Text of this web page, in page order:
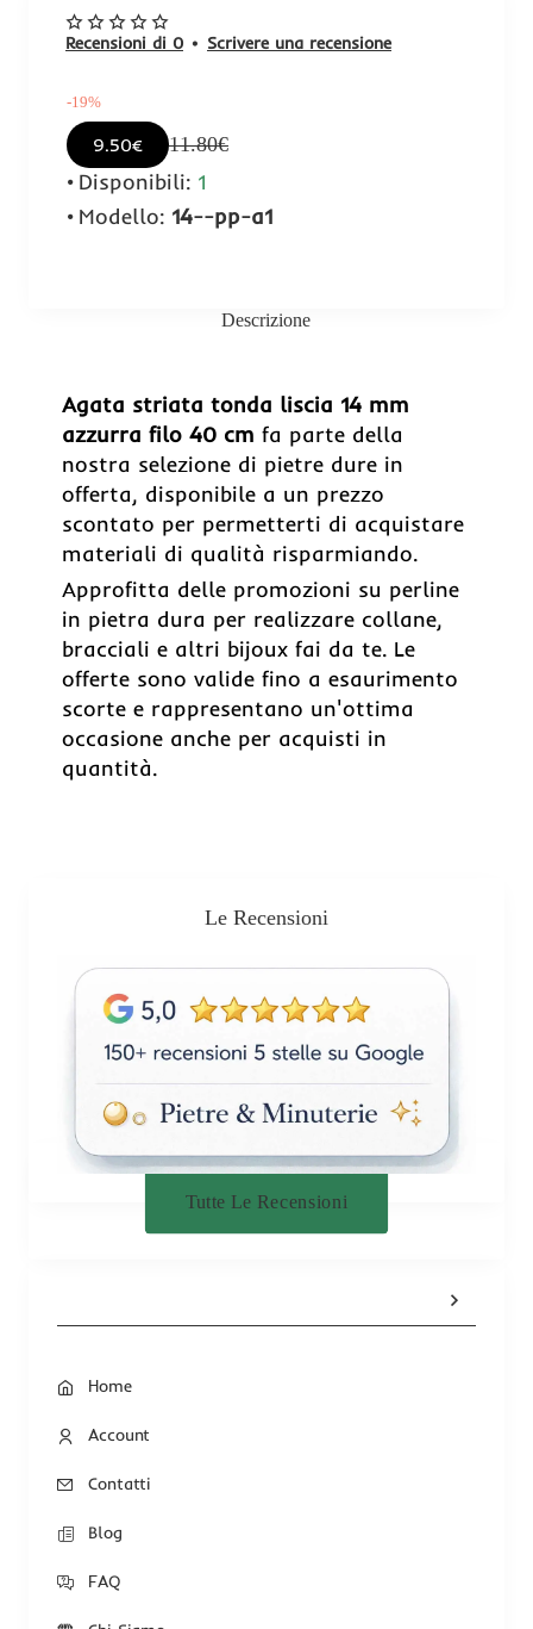
-19%
Recensioni di 0 • Scrivere una recensione
-19%
9.50€ 11.80€
Disponibili: 1
Modello: 14--pp-a1
Descrizione
Agata striata tonda liscia 14 mm
azzurra filo 40 cm fa parte della
nostra selezione di pietre dure in
offerta, disponibile a un prezzo
scontato per permetterti di acquistare
materiali di qualità risparmiando.
Approfitta delle promozioni su perline
in pietra dura per realizzare collane,
bracciali e altri bijoux fai da te. Le
offerte sono valide fino a esaurimento
scorte e rappresentano un'ottima
occasione anche per acquisti in
quantità.
Le Recensioni
Tutte Le Recensioni
Home
Account
Contatti
Blog
FAQ